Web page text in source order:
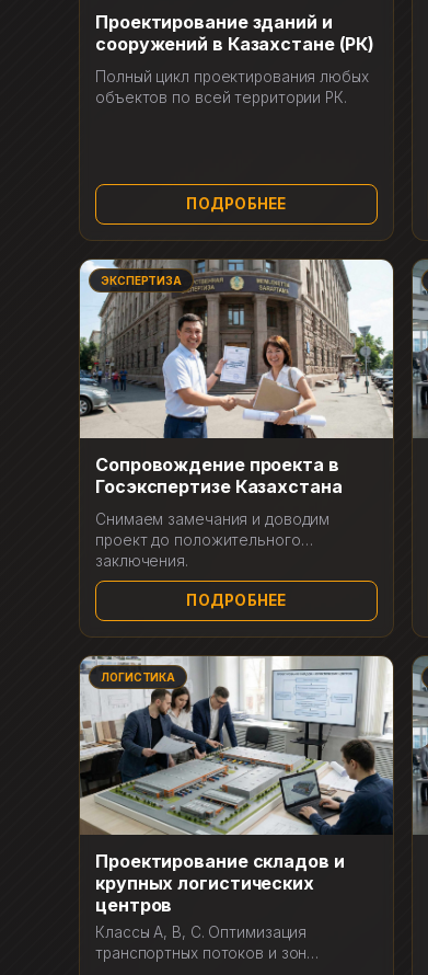
Проектирование зданий и
сооружений в Казахстане (РК)
Полный цикл проектирования любых
объектов по всей территории РК.
ПОДРОБНЕЕ
ЭКСПЕРТИЗА
Сопровождение проекта в
Госэкспертизе Казахстана
Снимаем замечания и доводим
проект до положительного
заключения.
ПОДРОБНЕЕ
ЛОГИСТИКА
Проектирование складов и
крупных логистических
центров
Классы А, В, С. Оптимизация
транспортных потоков и зон